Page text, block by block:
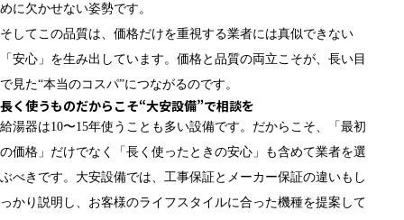
めに欠かせない姿勢です。
そしてこの品質は、価格だけを重視する業者には真似できない
「安心」を生み出しています。価格と品質の両立こそが、長い目
で見た“本当のコスパ”につながるのです。
長く使うものだからこそ“大安設備”で相談を
給湯器は10〜15年使うことも多い設備です。だからこそ、「最初
の価格」だけでなく「長く使ったときの安心」も含めて業者を選
ぶべきです。大安設備では、工事保証とメーカー保証の違いもし
っかり説明し、お客様のライフスタイルに合った機種を提案して